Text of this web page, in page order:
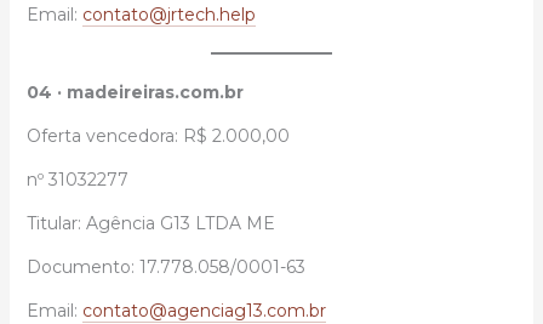
Email: contato@jrtech.help
04 · madeireiras.com.br
Oferta vencedora: R$ 2.000,00
nº 31032277
Titular: Agência G13 LTDA ME
Documento: 17.778.058/0001-63
Email: contato@agenciag13.com.br